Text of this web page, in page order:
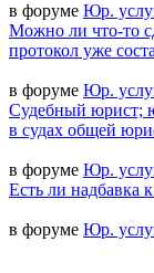
в форуме Юр.
Можно ли что-то
протокол уже
в форуме Юр.
Судебный юрист;
в судах общей
в форуме Юр.
Есть ли надбавка
в форуме Юр.